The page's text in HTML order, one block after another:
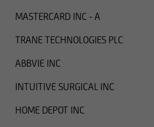
MASTERCARD INC - A
TRANE TECHNOLOGIES PLC
ABBVIE INC
INTUITIVE SURGICAL INC
HOME DEPOT INC